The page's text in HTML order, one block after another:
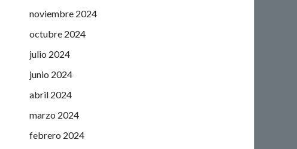
noviembre 2024
octubre 2024
julio 2024
junio 2024
abril 2024
marzo 2024
febrero 2024